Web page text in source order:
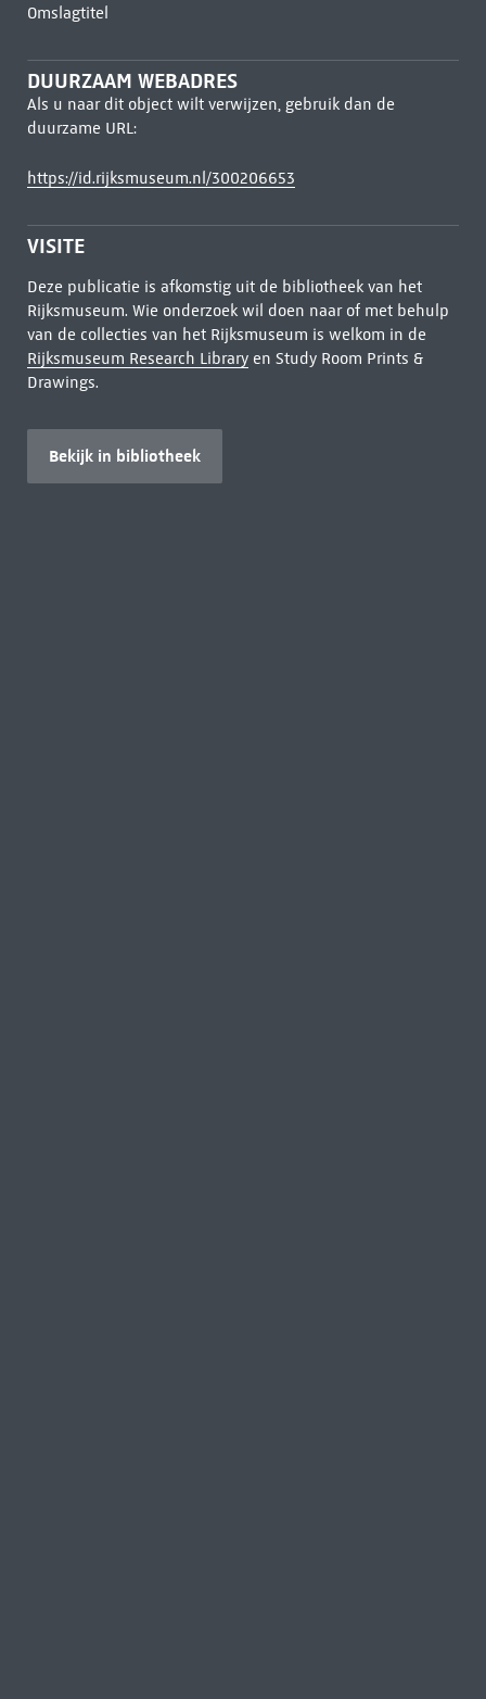
Omslagtitel
DUURZAAM WEBADRES
Als u naar dit object wilt verwijzen, gebruik dan de
duurzame URL:
https://id.rijksmuseum.nl/300206653
VISITE
Deze publicatie is afkomstig uit de bibliotheek van het
Rijksmuseum. Wie onderzoek wil doen naar of met behulp
van de collecties van het Rijksmuseum is welkom in de
Rijksmuseum Research Libraryen Study Room Prints &
Drawings.
Bekijk in bibliotheek